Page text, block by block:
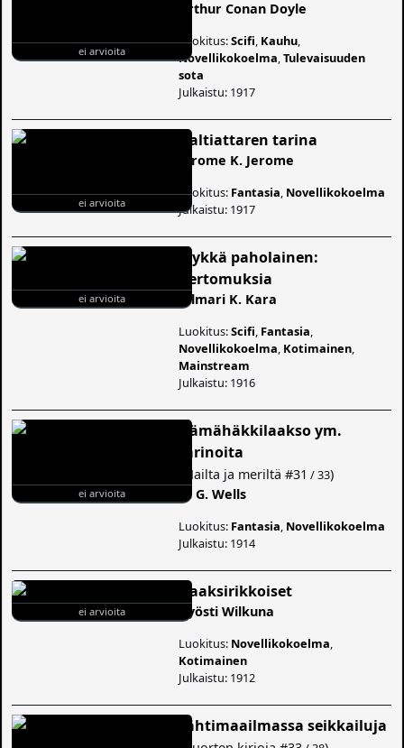
ei arvioita
Arthur Conan Doyle
Luokitus:Scifi Kauhu
Novellikokoelma ,Tulevaisuuden
sota
Julkaistu: 1917
ei arvioita
Haltiattaren tarina
Jerome K. Jerome
Luokitus: Fantasia Novellikokoelma
Julkaistu: 1917
ei arvioita
Mykkä paholainen:
Kertomuksia
Jalmari K. Kara
Luokitus:Scifi Fantasia
Novellikokoelma Kotimainen
Mainstream
Julkaistu: 1916
ei arvioita
Hämähäkkilaakso ym.
tarinoita
Mailta ja meriltä #31 / 33)
H. G. Wells
Luokitus: Fantasia Novellikokoelma
Julkaistu: 1914
ei arvioita
Haaksirikkoiset
Kyösti Wilkuna
Luokitus: Novellikokoelma
Kotimainen
Julkaistu: 1912
Tähtimaailmassa seikkailuja